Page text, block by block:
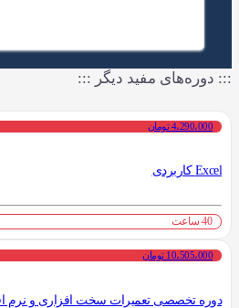
::: دوره‌های مفید دیگر :::
4،290،000 تومان
Excel کاربردی
40 ساعت
10،505،000 تومان
دوره تخصصی تعمیرات سخت افزاری و نرم